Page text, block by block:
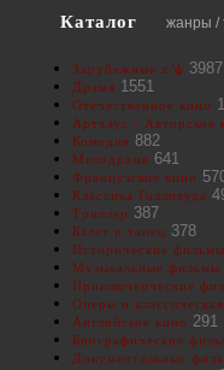
Каталог жанры /
Зарубежные х/ф 3987
Драма 1551
Отечественное кино
Артхаус - Авторское
Комедия 882
Мелодрама 641
Французское кино
Классика Голливуда
Триллер 387
Балет и танец 378
Исторические фильмы
Музыкальные фильмы
Приключенческие
Оперы и
Английское кино 291
Биографические
Документальные